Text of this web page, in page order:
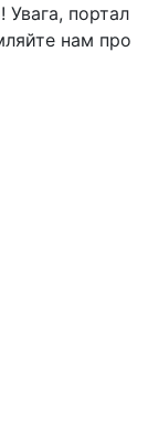
Увага, портал
нам про